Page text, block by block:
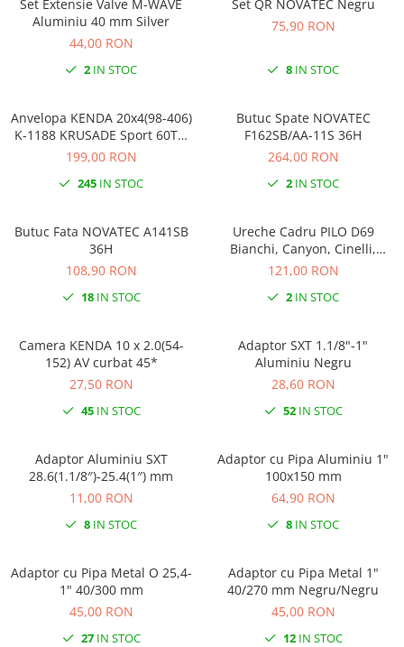
Cosuri pentru Biciclete
Ghidoline
Pedale
Pedale SPD
Accesorii Pedale
Protectii Cadru
Antifurturi
Aparatori noroi
Diverse
Accesorii Remorca
Roti ajutatoare
Scaune pentru Copii
ZA Missinglink
Solutii Tubeless
Spacere/Axe Butuci/Rulmenti
Camere de bicicleta
Accesorii Camere
Capete Cablu si Manta
Accesorii Frane Hidraulice
Distantiere
Thru Axle
Saboti Frana
Roti Spate
Set Roti
Suspensii Spate
Butuci Roata
Schimbator Pinioane
Schimbator Foi
Manete Schimbator
Ochelari
Set Extensie Valve M-WAVE
Aluminiu 40 mm Silver
44,00 RON
2 IN STOC
Set QR NOVATEC Negru
75,90 RON
8 IN STOC
Anvelopa KENDA 20x4(98-406)
K-1188 KRUSADE Sport 60TPI
E-Bike
199,00 RON
245 IN STOC
Butuc Spate NOVATEC
F162SB/AA-11S 36H
264,00 RON
2 IN STOC
Butuc Fata NOVATEC A141SB
36H
108,90 RON
18IN STOC
Ureche Cadru PILO D69
Bianchi, Canyon, Cinelli,
Haibike, Kona, Ridley,
121,00 RON
2 IN STOC
Camera KENDA 10 x 2.0(54-
152) AV curbat 45*
27,50 RON
45IN STOC
Adaptor SXT 1.1/8"-1"
Aluminiu Negru
28,60 RON
52IN STOC
Adaptor Aluminiu SXT
28.6(1.1/8″)-25.4(1″) mm
11,00 RON
8 IN STOC
Adaptor cu Pipa Aluminiu 1"
100x150 mm
64,90 RON
8 IN STOC
Adaptor cu Pipa Metal O 25,4-
1" 40/300 mm
45,00 RON
27IN STOC
Adaptor cu Pipa Metal 1"
40/270 mm Negru/Negru
45,00 RON
12IN STOC